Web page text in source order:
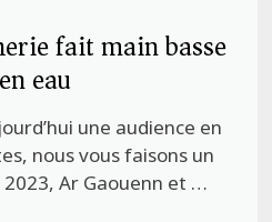
fait main basse
eau
une audience en
nous vous faisons un
Ar Gaouenn et …